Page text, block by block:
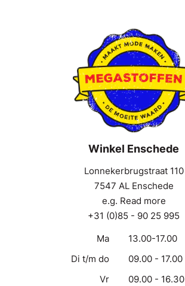
Winkel Enschede
Lonnekerbrugstraat 110
7547 AL Enschede
e.g. Read more
+31 (0)85 - 90 25 995
Ma
13.00-17.00
Di t/m do
09.00 - 17.00
Vr
09.00 - 16.30